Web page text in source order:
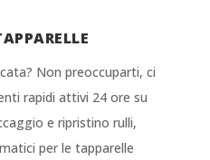
Non preoccuparti, ci
rapidi attivi 24 ore su
e ripristino rulli,
per le tapparelle